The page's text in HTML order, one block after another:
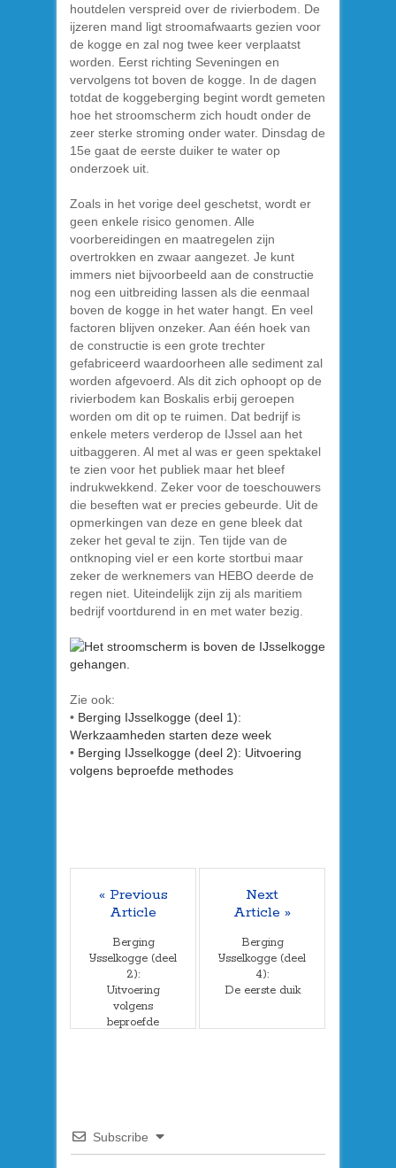
houtdelen verspreid over de rivierbodem. De
ijzeren mand ligt stroomafwaarts gezien voor
de kogge en zal nog twee keer verplaatst
worden. Eerst richting Seveningen en
vervolgens tot boven de kogge. In de dagen
totdat de koggeberging begint wordt gemeten
hoe het stroomscherm zich houdt onder de
zeer sterke stroming onder water. Dinsdag de
15e gaat de eerste duiker te water op
onderzoek uit.
Zoals in het vorige deel geschetst, wordt er
geen enkele risico genomen. Alle
voorbereidingen en maatregelen zijn
overtrokken en zwaar aangezet. Je kunt
immers niet bijvoorbeeld aan de constructie
nog een uitbreiding lassen als die eenmaal
boven de kogge in het water hangt. En veel
factoren blijven onzeker. Aan één hoek van
de constructie is een grote trechter
gefabriceerd waardoorheen alle sediment zal
worden afgevoerd. Als dit zich ophoopt op de
rivierbodem kan Boskalis erbij geroepen
worden om dit op te ruimen. Dat bedrijf is
enkele meters verderop de IJssel aan het
uitbaggeren. Al met al was er geen spektakel
te zien voor het publiek maar het bleef
indrukwekkend. Zeker voor de toeschouwers
die beseften wat er precies gebeurde. Uit de
opmerkingen van deze en gene bleek dat
zeker het geval te zijn. Ten tijde van de
ontknoping viel er een korte stortbui maar
zeker de werknemers van HEBO deerde de
regen niet. Uiteindelijk zijn zij als maritiem
bedrijf voortdurend in en met water bezig.
Zie ook:
• Berging IJsselkogge (deel 1):
Werkzaamheden starten deze week
• Berging IJsselkogge (deel 2): Uitvoering
volgens beproefde methodes
« Previous
Article
Berging
IJsselkogge (deel
2):
Uitvoering
volgens
beproefde
Next
Article »
Berging
IJsselkogge (deel
4):
De eerste duik
Subscribe